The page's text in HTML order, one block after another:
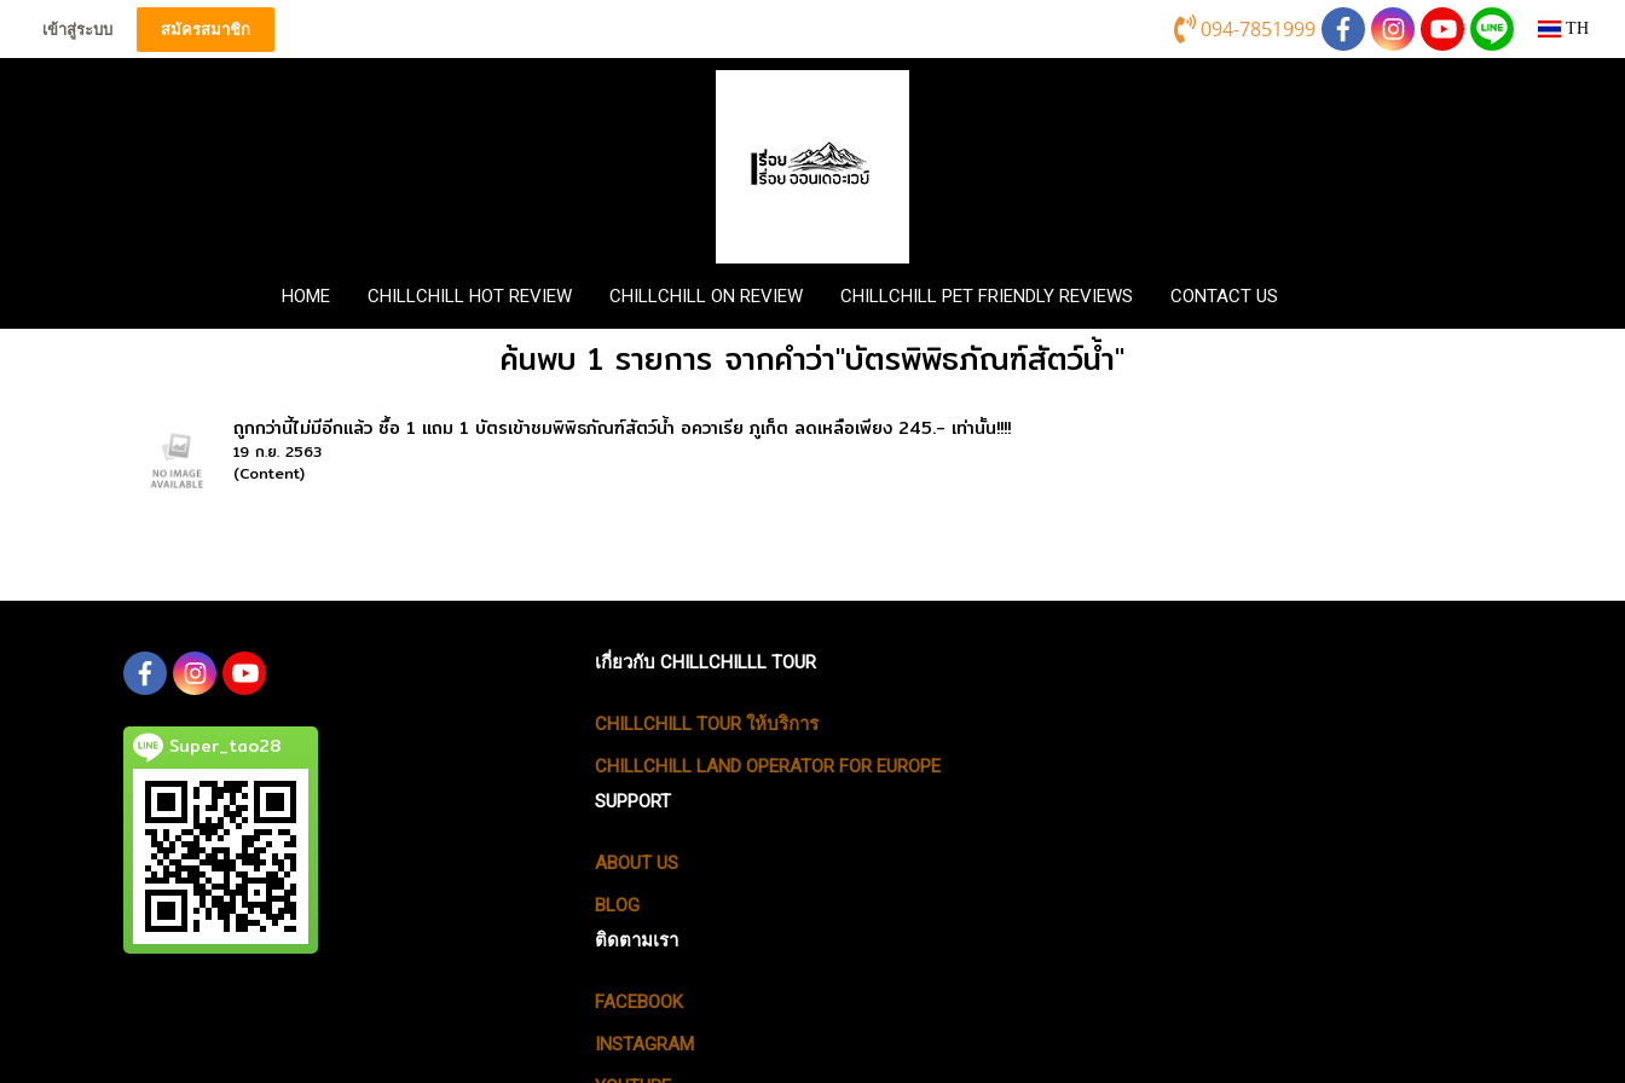
เข้าสู่ระบบ สมัครสมาชิก 094-7851999 TH
HOME CHILLCHILL HOT REVIEW CHILLCHILL ON REVIEW CHILLCHILL PET FRIENDLY REVIEWS CONTACT US
ค้นพบ 1 รายการ จากคำว่า"บัตรพิพิธภัณฑ์สัตว์น้ำ"
ถูกกว่านี้ไม่มีอีกแล้ว ซื้อ 1 แถม 1 บัตรเข้าชมพิพิธภัณฑ์สัตว์น้ำ อควาเรีย ภูเก็ต ลดเหลือเพียง 245.- เท่านั้น!!!!
19 ก.ย. 2563
(Content)
Super_tao28
เกี่ยวกับ CHILLCHILLL TOUR
CHILLCHILL TOUR ให้บริการ
CHILLCHILL LAND OPERATOR FOR EUROPE
SUPPORT
ABOUT US
BLOG
ติดตามเรา
FACEBOOK
INSTAGRAM